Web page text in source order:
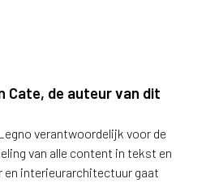
Cate, de auteur van dit
verantwoordelijk voor de
van alle content in tekst en
en interieurarchitectuur gaat